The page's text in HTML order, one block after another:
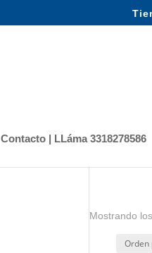
Contacto | LLáma 3318278586
Mostrando